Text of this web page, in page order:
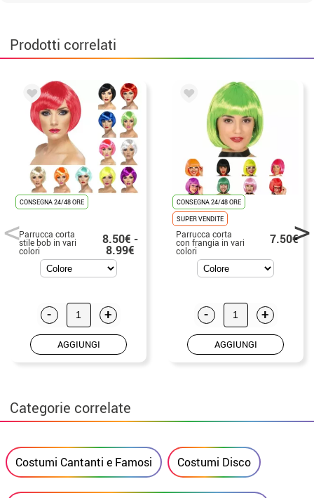
Prodotti correlati
CONSEGNA 24/48 ORE
Parrucca corta
stile bob in vari
colori
8.50€ -
8.99€
- +
AGGIUNGI
CONSEGNA 24/48 ORE
SUPER VENDITE
Parrucca corta
con frangia in vari
colori
7.50€
- +
AGGIUNGI
Categorie correlate
Costumi Cantanti e Famosi Costumi Disco